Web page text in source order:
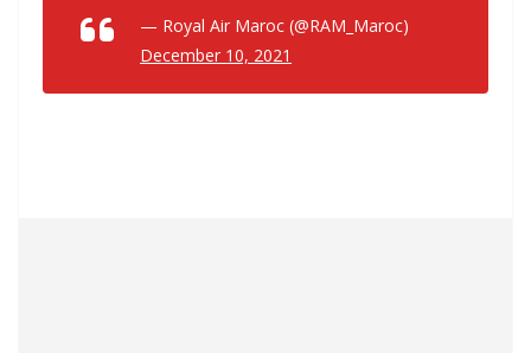
— Royal Air Maroc (@RAM_Maroc)
December 10, 2021